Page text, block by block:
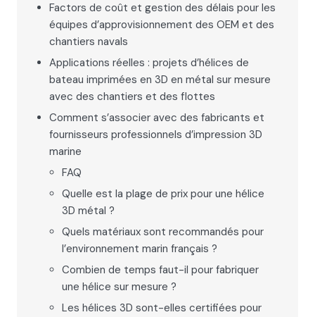
Factors de coût et gestion des délais pour les
équipes d’approvisionnement des OEM et des
chantiers navals
Applications réelles : projets d’hélices de
bateau imprimées en 3D en métal sur mesure
avec des chantiers et des flottes
Comment s’associer avec des fabricants et
fournisseurs professionnels d’impression 3D
marine
FAQ
Quelle est la plage de prix pour une hélice
3D métal ?
Quels matériaux sont recommandés pour
l’environnement marin français ?
Combien de temps faut-il pour fabriquer
une hélice sur mesure ?
Les hélices 3D sont-elles certifiées pour